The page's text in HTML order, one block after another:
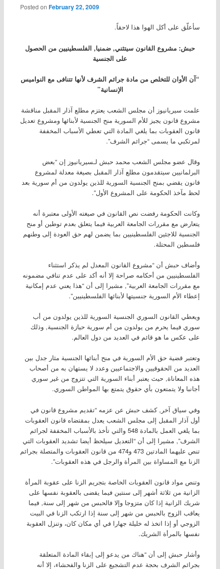
Posted on February 22, 2009
سأعلّق على أكل الهوا هذا لاحقاً.
حبش: مشروع القانون سيتثني, ضمنيا, الفلسطينيين من الحصول
على الجنسية
“آن الأوان للتخلص من مادة جرائم الشرف لأنها تتنافى مع النواميس
الإنسانية”
علمت سيريانيوز أن مجلس الشعب يعتزم مطلع آذار المقبل مناقشة
مشروع قانون يجيز للأم السورية منح الجنسية لأبنائها ومشروع تعديل
قانون العقوبات بما يلغي المادة التي تعطي الأسباب المخففة
لمرتكبي ما يسمى “جرائم الشرف”.
وقال عضو مجلس الشعب محمد حبش لـسيريانيوز إن “بعض
البرلمانيين سيتقدمون مطلع آذار المقبل بصيغة معدلة لمشروع
قانون يقضي بمنح الجنسية السورية للذين يولدون من أم سورية بعد
لحظ مآخذ الحكومة على المشروع الأول”.
وكانت الحكومة رفضت نص القانون في صيغته الأولى معتبرة أنه
يتعارض مع مقررات الجامعة العربية فيما يتعلق بعدم توطين أو منح
الجنسية للاجئين الفلسطينيين بما يضمن لهم حق العودة إلى وطنهم
فلسطين المحتلة.
وأضاف حبش أن “مشروع القانون المعدل لم يذكر استثناء
الفلسطينيين من أحكامه صراحة إلا أنه أكد على عدم تنافي مضمونه
مع مقررات الجامعة العربية”, مشيرا إلى أن “هذا يعني عدم إمكانية
إعطاء الأم السورية جنسيتها لأبنائها الفلسطينيين”.
ويعطي القانون السوري الجنسية السورية للذين يولدون من أب
سوري فيما يحرم من يولدون من أم سورية حيازة الجنسية, وذلك
على عكس ما هو قائم في العديد من دول العالم.
وتعتبر قضية حق الأم السورية في منح أبنائها الجنسية مثار جدل بين
العديد من الحقوقيين والاجتماعيين وعدد لا يستهان به من أصحاب
هذه المعاناة, حيث يعتبر أبناء السورية التي تتزوج من غير سوري
أجانبا ولا يتمتعون بأي حقوق يتمتع بها المواطن السوري.
وفي سياق آخر, كشف حبش عن عزمه “تقديم مشروع قانون في
أول آذار المقبل إلى مجلس الشعب يعدل بمقتضاه قانون العقوبات
بما يلغي العمل بالمادة 548 والتي تأخذ بالأسباب المخففة لجرائم
الشرف”, مشيرا إلى أن “التعديل سيلحظ أيضا تشديد العقوبات التي
تنص عليهما المادتين 473 و474 من قانون العقوبات والمتصلة بجرائم
الزنا مع المساواة بين المرأة والرجل في هذه العقوبات”.
وتنص مواد قانون العقوبات الخاصة بتجريم الزنا على عقوبة المرأة
الزانية من ثلاثة أشهر إلى سنتين فيما يقضى بالعقوبة نفسها على
شريك الزانية إذا كان متزوجا وإلا فالحبس من شهر إلى سنة, فيما
يعاقب الزوج بالحبس من شهر إلى سنة إذا ارتكب الزنا في البيت
الزوجي أو إذا اتخذ له خليلة جهارا في أي مكان كان، وتنزل العقوبة
نفسها بالمرأة الشريك.
وأشار حبش إلى أن “هناك من يدعو إلى إبقاء المادة المتعلقة
بجرائم الشرف بحجة عدم التشجيع على الزنا والفحشاء، إلا أنه